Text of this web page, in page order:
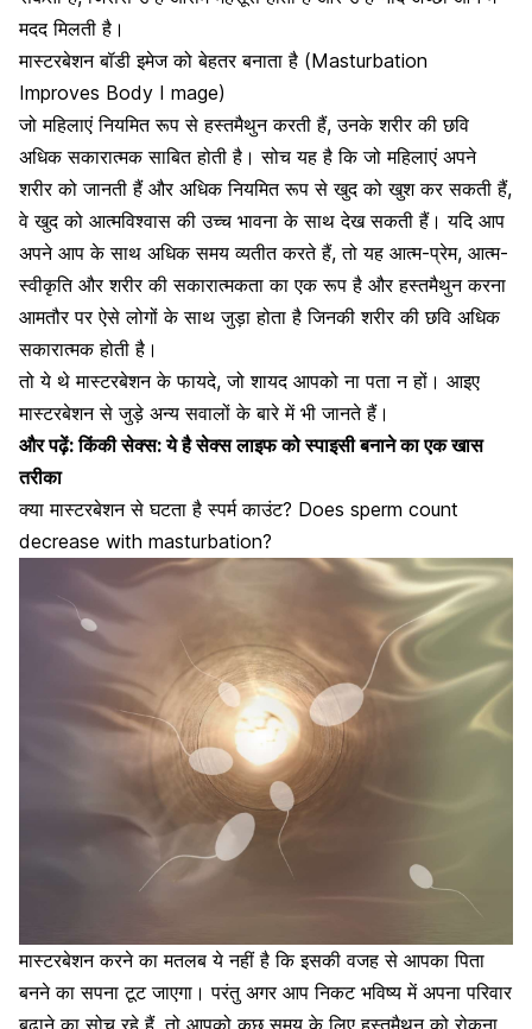
मदद मिलती है।
मास्टरबेशन बॉडी इमेज को बेहतर बनाता है (Masturbation
Improves Body I mage)
जो महिलाएं नियमित रूप से हस्तमैथुन करती हैं, उनके शरीर की छवि
अधिक सकारात्मक साबित होती है। सोच यह है कि जो महिलाएं अपने
शरीर को जानती हैं और अधिक नियमित रूप से खुद को खुश कर सकती हैं,
वे खुद को आत्मविश्वास की उच्च भावना के साथ देख सकती हैं। यदि आप
अपने आप के साथ अधिक समय व्यतीत करते हैं, तो यह आत्म-प्रेम, आत्म-
स्वीकृति और शरीर की सकारात्मकता का एक रूप है औरहस्तमैथुन करना
आमतौर पर ऐसे लोगों के साथ जुड़ा होता है जिनकी शरीर की छवि अधिक
सकारात्मक होती है।
तो ये थेमास्टरबेशन के फायदे, जो शायद आपको ना पता न हों। आइए
मास्टरबेशन से जुड़े अन्य सवालों के बारे में भी जानते हैं।
और पढ़ें:किंकी सेक्स: ये है सेक्स लाइफ को स्पाइसी बनाने का एक खास
तरीका
क्या मास्टरबेशन से घटता है स्पर्म काउंट? Does sperm count
decrease with masturbation?
मास्टरबेशन करने का मतलब ये नहीं है कि इसकी वजह से आपकापिता
बननेकासपना टूट जाएगा। परंतु अगर आप निकट भविष्य में अपना परिवार